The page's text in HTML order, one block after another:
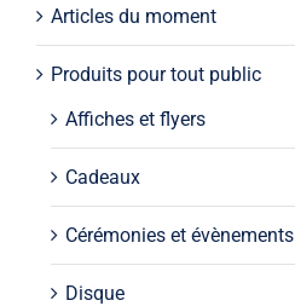
Articles du moment
Produits pour tout public
Affiches et flyers
Cadeaux
Cérémonies et évènements
Disque